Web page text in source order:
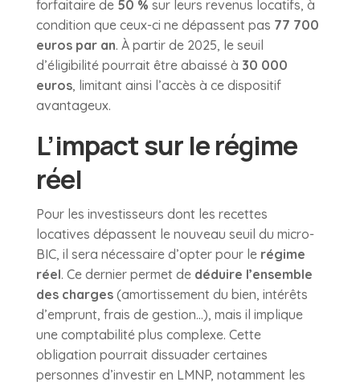
forfaitaire de 50 % sur leurs revenus locatifs, à
condition que ceux-ci ne dépassent pas 77 700
euros par an. À partir de 2025, le seuil
d’éligibilité pourrait être abaissé à 30 000
euros, limitant ainsi l’accès à ce dispositif
avantageux.
L’impact sur le régime
réel
Pour les investisseurs dont les recettes
locatives dépassent le nouveau seuil du micro-
BIC, il sera nécessaire d’opter pour le régime
réel. Ce dernier permet de déduire l’ensemble
des charges(amortissement du bien, intérêts
d’emprunt, frais de gestion…), mais il implique
une comptabilité plus complexe. Cette
obligation pourrait dissuader certaines
personnes d’investir en LMNP, notamment les